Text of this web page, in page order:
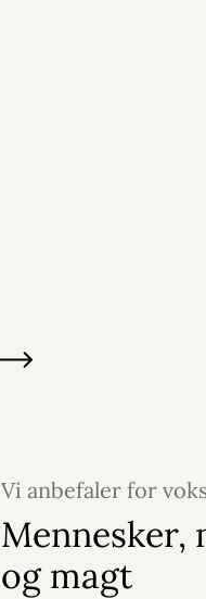
Vi anbefaler for
2026
Mennesker,
og magt